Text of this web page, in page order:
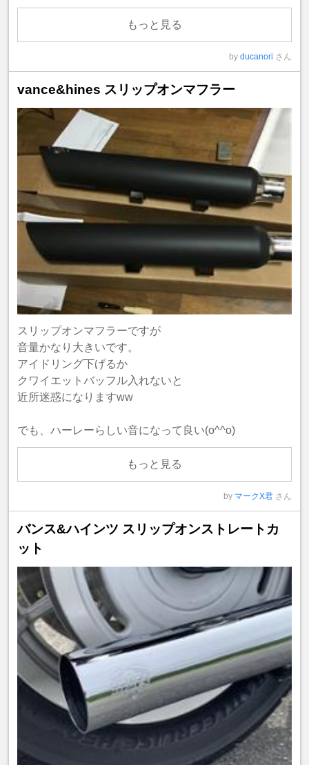
もっと見る
by ducanori さん
vance&hines スリップオンマフラー
スリップオンマフラーですが
音量かなり大きいです。
アイドリング下げるか
クワイエットバッフル入れないと
近所迷惑になりますww
でも、ハーレーらしい音になって良い(o^^o)
もっと見る
by マークX君 さん
バンス&ハインツ スリップオンストレートカ
ット